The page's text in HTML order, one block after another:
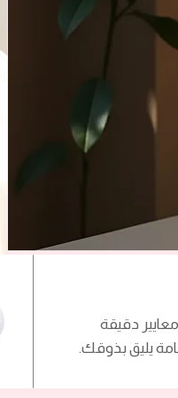
دقيقة
يليق بذوقك.